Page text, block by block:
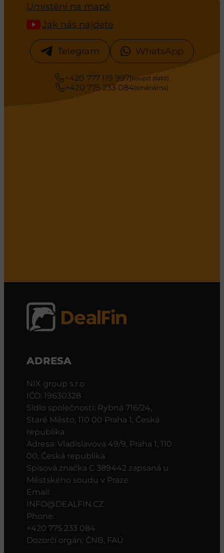
Umístění na mapě
Jak nás najdete
Telegram WhatsApp
+420 777 119 997(koupit zlato)
+420 775 233 084(směnárna)
ADRESA
NIX group s.r.o
IČO: 19630328
Sídlo společnosti: Rybná 716/24,
Staré Město, 110 00 Praha 1, Česká
republika
Adresa: Vladislavova 49/9, Praha 1, 110
00, Česká republika
Spisová značka C 389442 zapsaná u
Městského soudu v Praze
Email:
INFO@DEALFIN.CZ
Phone:
+420 775 233 084
Dozorčí orgán: ČNB, FAÚ